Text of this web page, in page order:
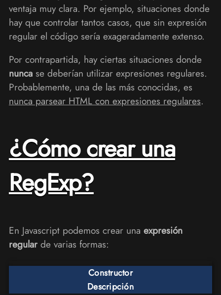
ventaja muy clara. Por ejemplo, situaciones donde
hay que controlar tantos casos, que sin expresión
regular el código sería exageradamente extenso.
Por contrapartida, hay ciertas situaciones donde
nuncase deberían utilizar expresiones regulares.
Probablemente, una de las más conocidas, es
nunca parsear HTML con expresiones regulares.
¿Cómo crear una
RegExp?
En Javascript podemos crear una expresión
regularde varias formas:
Constructor
Descripción